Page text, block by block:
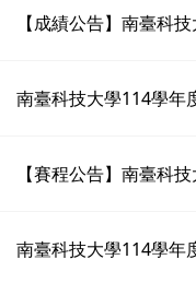
【成績公告】南臺科
南臺科技大學114學年
【賽程公告】南臺科
南臺科技大學114學年